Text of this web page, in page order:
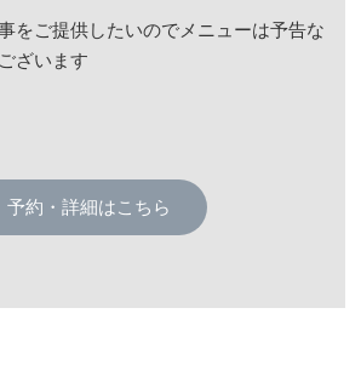
をご提供したいのでメニューは予告な
ざいます
予約・詳細はこちら